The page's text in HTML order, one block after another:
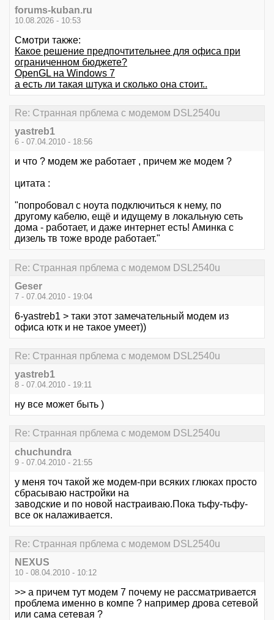
forums-kuban.ru
10.08.2026 - 10:53
Смотри также:
Какое решение предпочтительнее для офиса при
ограниченном бюджете?
OpenGL на Windows 7
а есть ли такая штука и сколько она стоит..
Re: Странная прблема с модемом DSL2540u
yastreb1
6 - 07.04.2010 - 18:56
и что ? модем же работает , причем же модем ?
цитата :
"попробовал с ноута подключиться к нему, по
другому кабелю, ещё и идущему в локальную сеть
дома - работает, и даже интернет есть! Аминка с
дизель тв тоже вроде работает."
Re: Странная прблема с модемом DSL2540u
Geser
7 - 07.04.2010 - 19:04
6-yastreb1 > таки этот замечательный модем из
офиса ютк и не такое умеет))
Re: Странная прблема с модемом DSL2540u
yastreb1
8 - 07.04.2010 - 19:11
ну все может быть )
Re: Странная прблема с модемом DSL2540u
chuchundra
9 - 07.04.2010 - 21:55
у меня точ такой же модем-при всяких глюках просто
сбрасываю настройки на
заводские и по новой настраиваю.Пока тьфу-тьфу-
все ок налаживается.
Re: Странная прблема с модемом DSL2540u
NEXUS
10 - 08.04.2010 - 10:12
>> а причем тут модем 7 почему не рассматривается
проблема именно в компе ? например дрова сетевой
или сама сетевая ?